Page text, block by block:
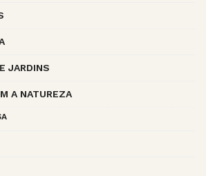
JARDINS
A NATUREZA